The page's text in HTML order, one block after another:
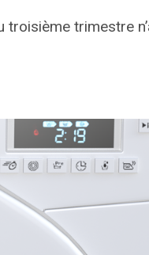
trimestre